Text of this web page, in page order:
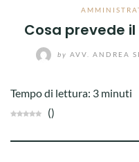
Cosa prevede
by AVV. ANDREA
Tempo di lettura: 3 minuti
()